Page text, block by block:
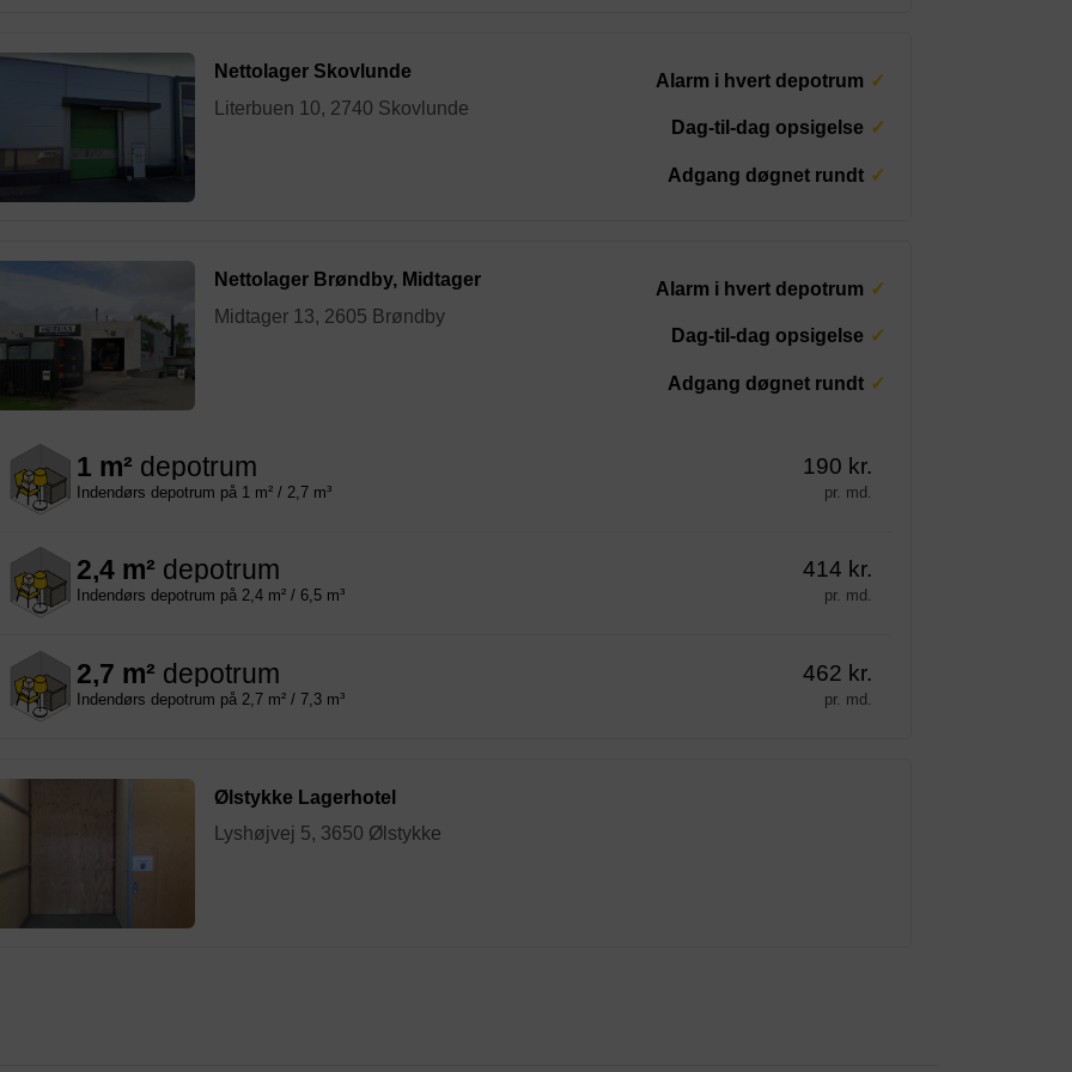
Nettolager Skovlunde
Literbuen 10, 2740 Skovlunde
Alarm i hvert depotrum
Dag-til-dag opsigelse
Adgang døgnet rundt
Nettolager Brøndby, Midtager
Midtager 13, 2605 Brøndby
Alarm i hvert depotrum
Dag-til-dag opsigelse
Adgang døgnet rundt
1 m² depotrum
Indendørs depotrum på 1 m² / 2,7 m³
190 kr.
pr. md.
2,4 m² depotrum
Indendørs depotrum på 2,4 m² / 6,5 m³
414 kr.
pr. md.
2,7 m² depotrum
Indendørs depotrum på 2,7 m² / 7,3 m³
462 kr.
pr. md.
Ølstykke Lagerhotel
Lyshøjvej 5, 3650 Ølstykke